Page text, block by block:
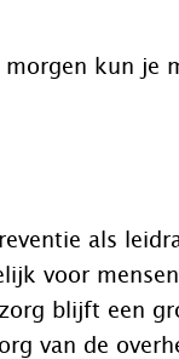
kun je
als
voor
blijft een
van de